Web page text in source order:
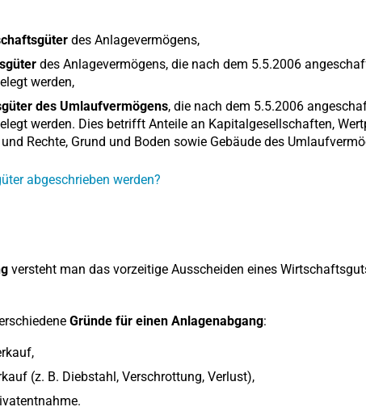
des Anlagevermögens,
des Anlagevermögens, die nach dem 5.5.2006
werden,
des Umlaufvermögens, die nach dem 5.5.2006
werden. Dies betrifft Anteile an Kapitalgesellschaften,
Rechte, Grund und Boden sowie Gebäude des
abgeschrieben werden?
versteht man das vorzeitige Ausscheiden eines
Gründe für einen Anlagenabgang:
(z. B. Diebstahl, Verschrottung, Verlust),